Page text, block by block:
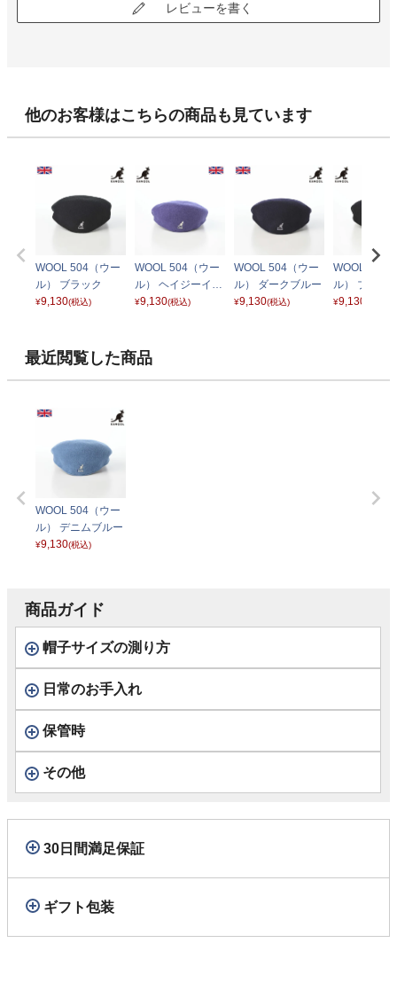
レビューを書く
他のお客様はこちらの商品も見ています
WOOL 504（ウー
ル） ブラック
¥9,130(税込)
WOOL 504（ウー
ル） ヘイジーイン
ディゴ
¥9,130(税込)
WOOL 504（ウー
ル） ダークブルー
¥9,130(税込)
WOOL 504
ル） ブラッ
ルド
¥9,130
最近閲覧した商品
WOOL 504（ウー
ル） デニムブルー
¥9,130(税込)
商品ガイド
帽子サイズの測り方
日常のお手入れ
保管時
その他
30日間満足保証
ギフト包装